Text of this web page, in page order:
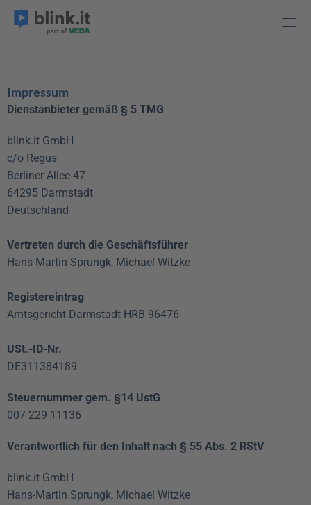
Impressum
Dienstanbieter gemäß § 5 TMG
blink.it GmbH
c/o Regus
Berliner Allee 47
64295 Darmstadt
Deutschland
Vertreten durch die Geschäftsführer
Hans-Martin Sprungk, Michael Witzke
Registereintrag
Amtsgericht Darmstadt HRB 96476
USt.-ID-Nr.
DE311384189
Steuernummer gem. §14 UstG
007 229 11136
Verantwortlich für den Inhalt nach § 55 Abs. 2 RStV
blink.it GmbH
Hans-Martin Sprungk, Michael Witzke